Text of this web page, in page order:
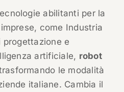
abilitanti per la
come Industria
e
artificiale, robot
le modalità
italiane. Cambia il